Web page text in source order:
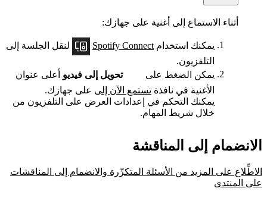
أثناء الاستماع إلى أغنية على جهازك:
يمكنك استخدام Spotify Connect
لنقل الجلسة إلى
التلفزيون.
يمكن الضغط على
تحويل إلى فيديو أعلى عنوان
الأغنية في نافذة تستمع الآن إلى على جهازك.
يمكنك التحكم في إعدادات العرض على التلفزيون من
خلال شريط المهام.
الانضمام إلى المناقشة
الاطِّلاع على المزيد من الأسئلة المتكرِّرة والانضمام إلى المناقشات
على المنتدى